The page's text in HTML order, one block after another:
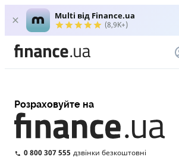
Multi від Finance.ua
(8,9K+)
Розраховуйте на
0 800 307 555 дзвінки безкоштовні